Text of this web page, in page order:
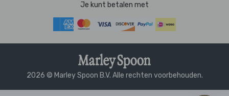
Je kunt betalen met
2026 © Marley Spoon B.V. Alle rechten voorbehouden.